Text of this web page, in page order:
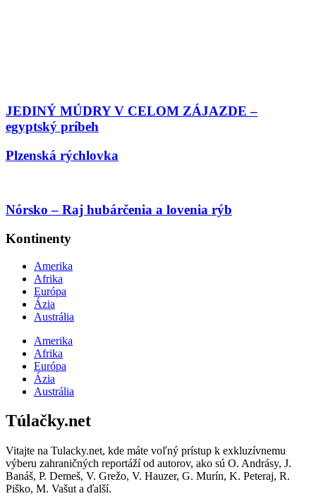
JEDINÝ MÚDRY V CELOM ZÁJAZDE –
egyptský príbeh
Plzenská rýchlovka
Nórsko – Raj hubárčenia a lovenia rýb
Kontinenty
Amerika
Afrika
Európa
Ázia
Austrália
Amerika
Afrika
Európa
Ázia
Austrália
Túlačky.net
Vitajte na Tulacky.net, kde máte voľný prístup k exkluzívnemu
výberu zahraničných reportáží od autorov, ako sú O. Andrásy, J.
Banáš, P. Demeš, V. Grežo, V. Hauzer, G. Murín, K. Peteraj, R.
Piško, M. Vašut a ďalší.